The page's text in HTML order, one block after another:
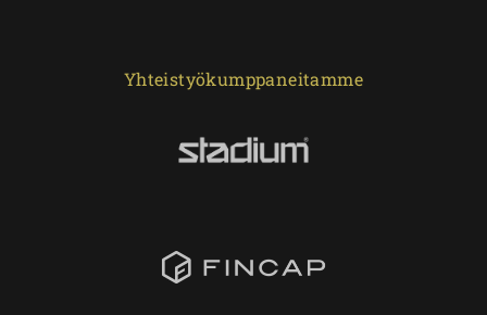
Yhteistyökumppaneitamme